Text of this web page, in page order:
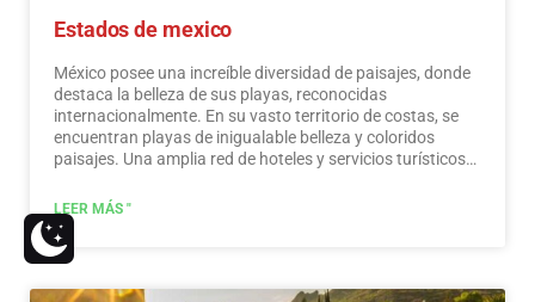
Estados de mexico
México posee una increíble diversidad de paisajes, donde
destaca la belleza de sus playas, reconocidas
internacionalmente. En su vasto territorio de costas, se
encuentran playas de inigualable belleza y coloridos
paisajes. Una amplia red de hoteles y servicios turísticos
estas playas. México también es un lugar místico,
salpicado de testimonios arqueológicos heredados de sus
habitantes originales. Los monumentos hechos por los
mayas, aztecas y toltecas se ubican en paisajes mágicos,
como faros en un océano de belleza natural. Ofrecen a los
LEER MÁS "